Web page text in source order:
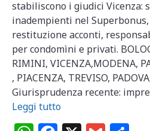
stabiliscono i giudici Vicenza:
inadempienti nel
restituzione acconti,
per condomìni e privati.
RIMINI, VICENZA,MODENA,
, PIACENZA, TREVISO,
Giurisprudenza recente:
Leggi tutto